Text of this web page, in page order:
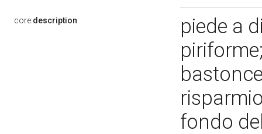
core:description
piede a
fondo